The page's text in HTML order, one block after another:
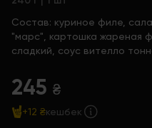
Состав: куриное филе,
"марс", картошка жареная
сладкий, соус вителло
245 ₴
+12 ₴кешбек